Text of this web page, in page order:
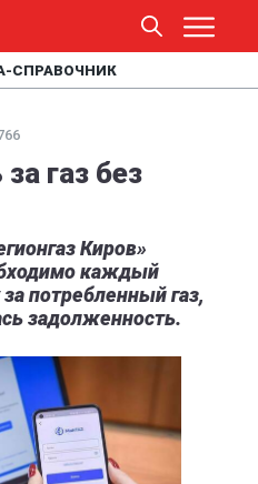
СПРАВОЧНИК
газ без
Киров»
каждый
потребленный газ,
задолженность.